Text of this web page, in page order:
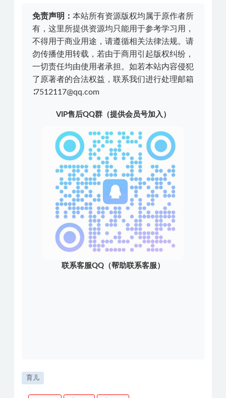
免责声明： 本站所有资源版权均属于原作者所
有，这里所提供资源均只能用于参考学习用，
不得用于商业用途，请遵循相关法律法规。请
勿传播使用转载，若由于商用引起版权纠纷，
一切责任均由使用者承担。如若本站内容侵犯
了原著者的合法权益，联系我们进行处理邮箱
∶7512117@qq.com
VIP售后QQ群（提供会员号加入）
联系客服QQ（帮助联系客服）
育儿